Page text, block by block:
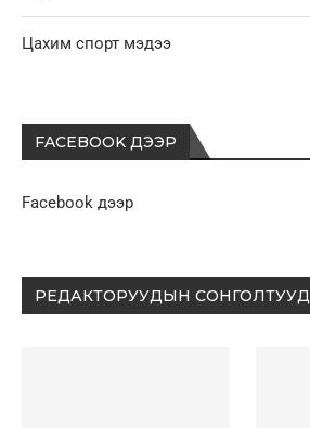
Цахим спорт мэдээ
FACEBOOK ДЭЭР
Facebook дээр
РЕДАКТОРУУДЫН СОНГОЛТУУД